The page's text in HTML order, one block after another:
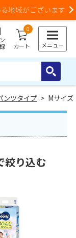
ございます
0
カート メニュー
ンツタイプ > Mサイズ
絞り込む